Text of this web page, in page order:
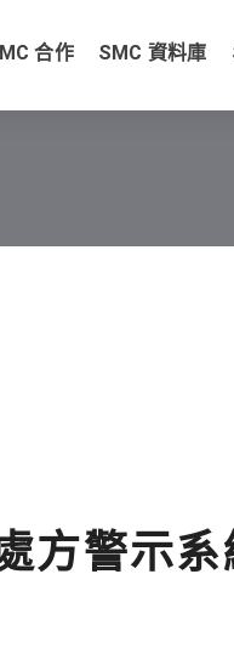
合作 SMC 資料庫
方警示